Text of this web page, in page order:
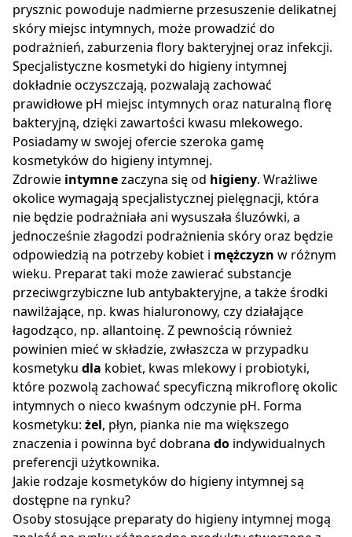
prysznic powoduje nadmierne przesuszenie delikatnej
skóry miejsc intymnych, może prowadzić do
podrażnień, zaburzenia flory bakteryjnej oraz infekcji.
Specjalistyczne kosmetyki do higieny intymnej
dokładnie oczyszczają, pozwalają zachować
prawidłowe pH miejsc intymnych oraz naturalną florę
bakteryjną, dzięki zawartości kwasu mlekowego.
Posiadamy w swojej ofercie szeroka gamę
kosmetyków do higieny intymnej.
Zdrowie intymnezaczyna się od higieny. Wrażliwe
okolice wymagają specjalistycznej pielęgnacji, która
nie będzie podrażniała ani wysuszała śluzówki, a
jednocześnie złagodzi podrażnienia skóry oraz będzie
odpowiedzią na potrzeby kobiet i mężczyzn w różnym
wieku. Preparat taki może zawierać substancje
przeciwgrzybiczne lub antybakteryjne, a także środki
nawilżające, np. kwas hialuronowy, czy działające
łagodząco, np. allantoinę. Z pewnością również
powinien mieć w składzie, zwłaszcza w przypadku
kosmetyku dla kobiet, kwas mlekowy i probiotyki,
które pozwolą zachować specyficzną mikroflorę okolic
intymnych o nieco kwaśnym odczynie pH. Forma
kosmetyku: żel, płyn, pianka nie ma większego
znaczenia i powinna być dobrana do indywidualnych
preferencji użytkownika.
Jakie rodzaje kosmetyków do higieny intymnej są
dostępne na rynku?
Osoby stosujące preparaty do higieny intymnej mogą